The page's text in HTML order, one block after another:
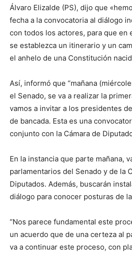
Álvaro Elizalde (PS), dijo que
fecha a la convocatoria al diálogo
con todos los actores, para que en
se establezca un itinerario y un
el anhelo de una Constitución
Así, informó que “mañana
el Senado, se va a realizar la
vamos a invitar a los presidentes
de bancada. Esta es una
conjunto con la Cámara de
En la instancia que parte mañana,
parlamentarios del Senado y de la
Diputados. Además, buscarán
diálogo para conocer posturas de
“Nos parece fundamental este
un acuerdo que de una certeza al
va a continuar este proceso, con